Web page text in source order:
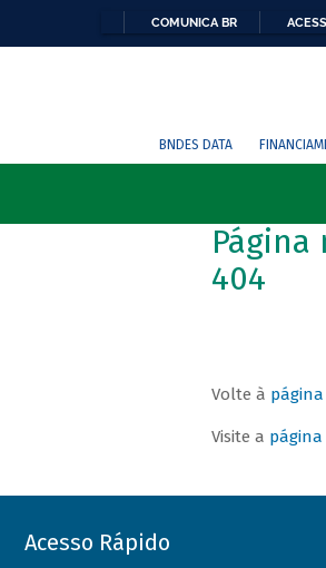
COMUNICA BR
BNDES DATA
404
Volte à
Visite a página
Acesso Rápido